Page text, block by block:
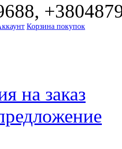
Корзина покупок
на заказ